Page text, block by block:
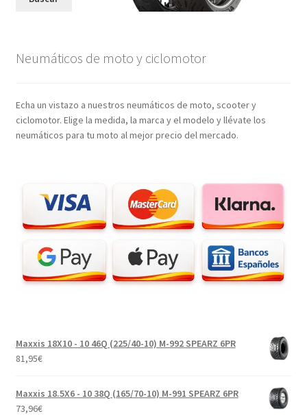
Neumáticos de moto y ciclomotor
Echa un vistazo a nuestros neumáticos de moto, scooter y
ciclomotor. Elige la medida, la marca y el modelo y llévate los
neumáticos para tu moto al mejor precio del mercado.
Maxxis 18X10 - 10 46Q (225/40-10) M-992 SPEARZ 6PR
81,95€
Maxxis 18.5X6 - 10 38Q (165/70-10) M-991 SPEARZ 6PR
73,96€